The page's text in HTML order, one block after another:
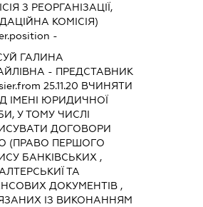
З РЕОРГАНІЗАЦІЇ,
КОМІСІЯ)
-
ГАЛИНА
- ПРЕДСТАВНИК
25.11.20 ВЧИНЯТИ
ІМЕНІ ЮРИДИЧНОЇ
У ТОМУ ЧИСЛІ
ДОГОВОРИ
(ПРАВО ПЕРШОГО
БАНКІВСЬКИХ ,
ТА
ДОКУМЕНТІВ ,
ІЗ ВИКОНАННЯМ